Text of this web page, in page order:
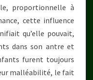
proportionnelle à
cette influence
qu’elle pouvait,
dans son antre et
furent toujours
malléabilité, le fait